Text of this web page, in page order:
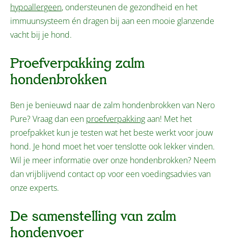
hypoallergeen, ondersteunen de gezondheid en het
immuunsysteem én dragen bij aan een mooie glanzende
vacht bij je hond.
Proefverpakking zalm
hondenbrokken
Ben je benieuwd naar de zalm hondenbrokken van Nero
Pure? Vraag dan een proefverpakkingaan! Met het
proefpakket kun je testen wat het beste werkt voor jouw
hond. Je hond moet het voer tenslotte ook lekker vinden.
Wil je meer informatie over onze hondenbrokken? Neem
dan vrijblijvend contact op voor een voedingsadvies van
onze experts.
De samenstelling van zalm
hondenvoer